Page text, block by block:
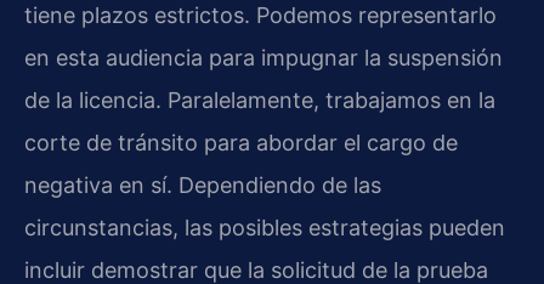
tiene plazos estrictos. Podemos representarlo
en esta audiencia para impugnar la suspensión
de la licencia. Paralelamente, trabajamos en la
corte de tránsito para abordar el cargo de
negativa en sí. Dependiendo de las
circunstancias, las posibles estrategias pueden
incluir demostrar que la solicitud de la prueba